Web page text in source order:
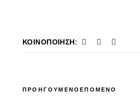
ΚΟΙΝΟΠΟΊΗΣΗ:
ΠΡΟΗΓΟΥΜΕΝΟΕΠΟΜΕΝΟ